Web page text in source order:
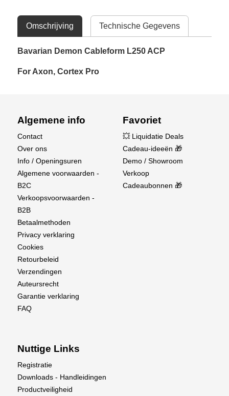
Omschrijving Technische Gegevens
Bavarian Demon Cableform L250 ACP
For Axon, Cortex Pro
Algemene info
Contact
Over ons
Info / Openingsuren
Algemene voorwaarden -
B2C
Verkoopsvoorwaarden -
B2B
Betaalmethoden
Privacy verklaring
Cookies
Retourbeleid
Verzendingen
Auteursrecht
Garantie verklaring
FAQ
Favoriet
💥 Liquidatie Deals
Cadeau-ideeën 🎁
Demo / Showroom
Verkoop
Cadeaubonnen 🎁
Nuttige Links
Registratie
Downloads - Handleidingen
Productveiligheid